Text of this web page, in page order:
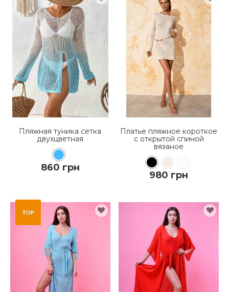
КУПИТЬ
ПОДРОБНЕЕ
КУПИТЬ
ПОДРОБНЕЕ
КУПИТЬ
ПОДРОБНЕЕ
Пляжная туника сетка
двухцветная
860 грн
КУПИТЬ
ПОДРОБНЕЕ
Платье пляжное короткое
с открытой спиной
вязаное
980 грн